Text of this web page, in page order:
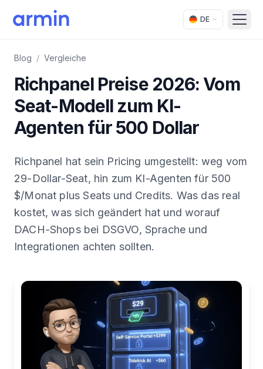
DE
Blog / Vergleiche
Richpanel Preise 2026: Vom
Seat-Modell zum KI-
Agenten für 500 Dollar
Richpanel hat sein Pricing umgestellt: weg vom
29-Dollar-Seat, hin zum KI-Agenten für 500
$/Monat plus Seats und Credits. Was das real
kostet, was sich geändert hat und worauf
DACH-Shops bei DSGVO, Sprache und
Integrationen achten sollten.